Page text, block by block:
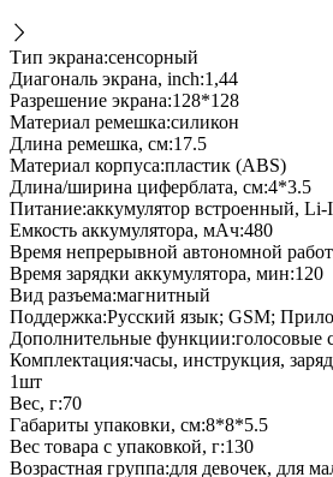
Тип экрана:сенсорный
Диагональ экрана, inch:1,44
Разрешение экрана:128*128
Материал ремешка:силикон
Длина ремешка, см:17.5
Материал корпуса:пластик (ABS)
Длина/ширина циферблата, см:4*3.5
Питание:аккумулятор встроенный, Li-
Емкость аккумулятора, мАч:480
Время непрерывной автономной
Время зарядки аккумулятора, мин:120
Вид разъема:магнитный
Поддержка:Русский язык; GSM;
Дополнительные функции:голосовые
Комплектация:часы, инструкция,
1шт
Вес, г:70
Габариты упаковки, см:8*8*5.5
Вес товара с упаковкой, г:130
Возрастная группа:для девочек, для